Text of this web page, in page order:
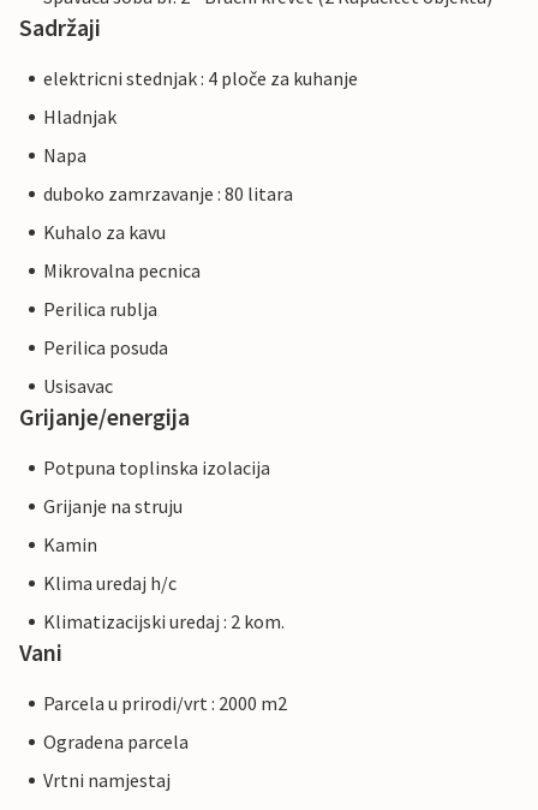
Sadržaji
elektricni stednjak : 4 ploče za kuhanje
Hladnjak
Napa
duboko zamrzavanje : 80 litara
Kuhalo za kavu
Mikrovalna pecnica
Perilica rublja
Perilica posuda
Usisavac
Grijanje/energija
Potpuna toplinska izolacija
Grijanje na struju
Kamin
Klima uredaj h/c
Klimatizacijski uredaj : 2 kom.
Vani
Parcela u prirodi/vrt : 2000 m2
Ogradena parcela
Vrtni namjestaj